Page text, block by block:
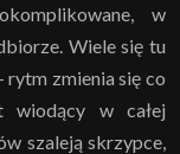
w
Wiele się tu
rytm zmienia się co
wiodący w całej
szaleją skrzypce,